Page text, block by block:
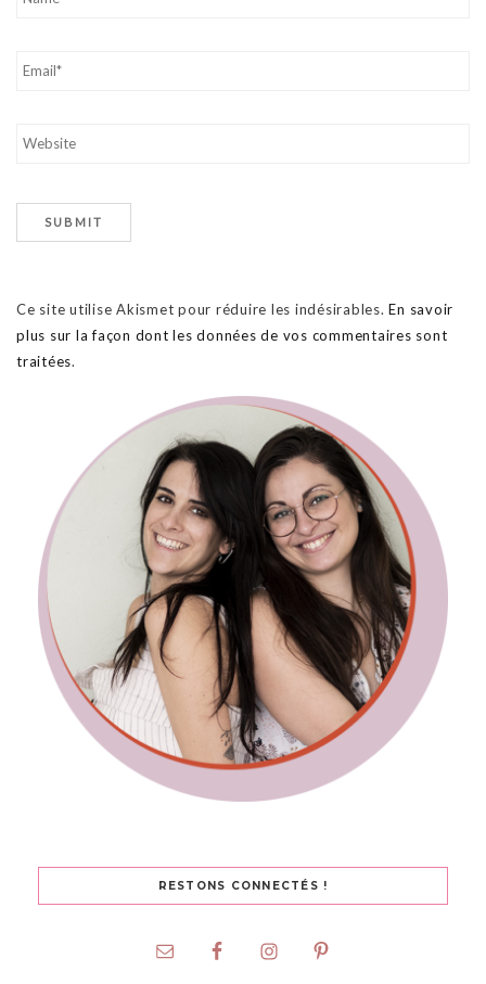
Ce site utilise Akismet pour réduire les indésirables.En savoir
plus sur la façon dont les données de vos commentaires sont
traitées.
RESTONS CONNECTÉS !